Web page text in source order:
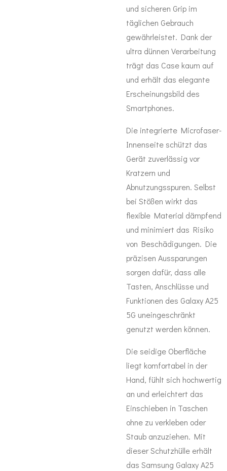
und sicheren Grip im
täglichen Gebrauch
gewährleistet. Dank der
ultra dünnen Verarbeitung
trägt das Case kaum auf
und erhält das elegante
Erscheinungsbild des
Smartphones.
Die integrierte Microfaser-
Innenseite schützt das
Gerät zuverlässig vor
Kratzern und
Abnutzungsspuren. Selbst
bei Stößen wirkt das
flexible Material dämpfend
und minimiert das Risiko
von Beschädigungen. Die
präzisen Aussparungen
sorgen dafür, dass alle
Tasten, Anschlüsse und
Funktionen des Galaxy A25
5G uneingeschränkt
genutzt werden können.
Die seidige Oberfläche
liegt komfortabel in der
Hand, fühlt sich hochwertig
an und erleichtert das
Einschieben in Taschen
ohne zu verkleben oder
Staub anzuziehen. Mit
dieser Schutzhülle erhält
das Samsung Galaxy A25